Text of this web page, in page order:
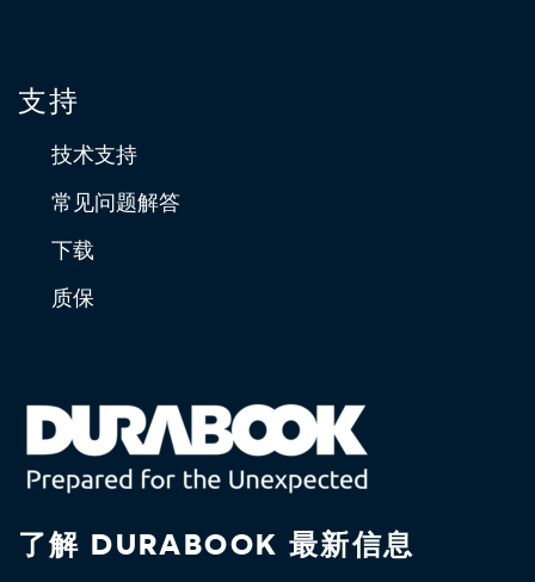
支持
技术支持
常见问题解答
下载
质保
了解 DURABOOK 最新信息